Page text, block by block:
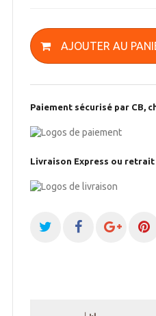
AJOUTER AU
Paiement sécurisé par CB,
Livraison Express ou retrait